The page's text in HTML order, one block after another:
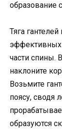
образование
Тяга
эффективных
части спины.
наклоните
Возьмите
поясу, сводя
образуются